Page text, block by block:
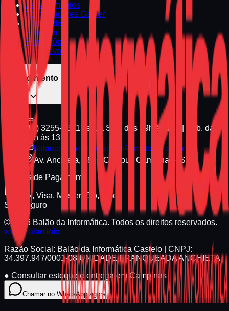
Departamentos
Computadores Gamer
Notebooks
Premium
Promoções
Seminovos
Atendimento
(19) 3255-1661Seg. a Sex. das 09h às 18h | Sáb. das
09h às 13h
balaocastelo@balaodainformatica.com.br
Av. Anchieta, 789 - Cambuí, Campinas - SP
Formas de Pagamento
Pix, Visa, Master, Elo, Amex
Site Seguro
© 2026 Balão da Informática. Todos os direitos reservados.
www.balao.info
Razão Social: Balão da Informática Castelo | CNPJ:
34.397.947/0001-08UNIDADE FRANQUEADA ANCHIETA
● Consultar estoque e entrega em Campinas
Chamar no WhatsApp agora